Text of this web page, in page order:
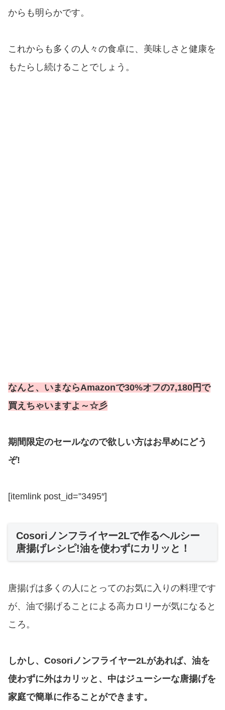
からも明らかです。
これからも多くの人々の食卓に、美味しさと健康を
もたらし続けることでしょう。
なんと、いまならAmazonで30%オフの7,180円で
買えちゃいますよ～☆彡
期間限定のセールなので欲しい方はお早めにどう
ぞ!
[itemlink post_id=”3495″]
Cosoriノンフライヤー2Lで作るヘルシー
唐揚げレシピ!油を使わずにカリッと！
唐揚げは多くの人にとってのお気に入りの料理です
が、油で揚げることによる高カロリーが気になると
ころ。
しかし、Cosoriノンフライヤー2Lがあれば、油を
使わずに外はカリッと、中はジューシーな唐揚げを
家庭で簡単に作ることができます。